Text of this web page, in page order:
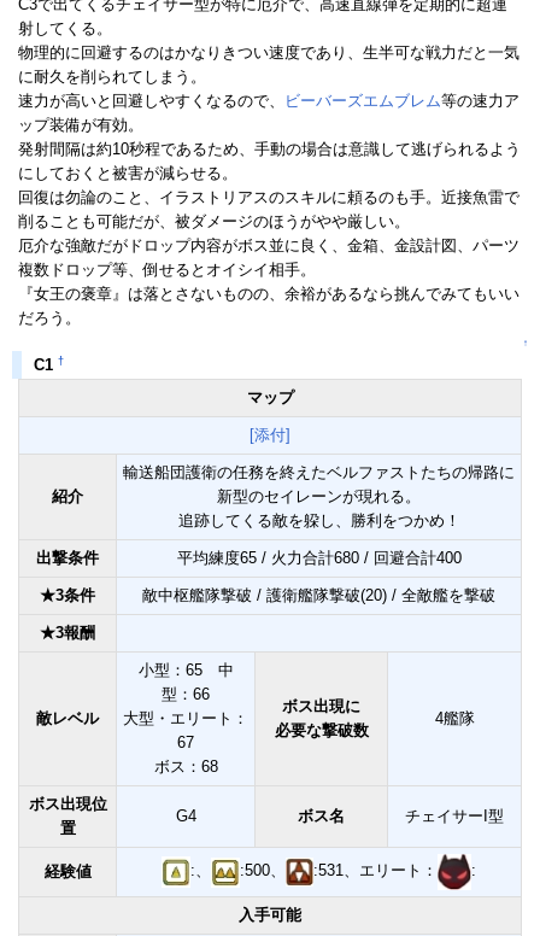
C3で出てくるチェイサー型が特に厄介で、高速直線弾を定期的に超連
射してくる。
物理的に回避するのはかなりきつい速度であり、生半可な戦力だと一気
に耐久を削られてしまう。
速力が高いと回避しやすくなるので、
ビーバーズエムブレム等の速力ア
ップ装備が有効。
発射間隔は約10秒程であるため、手動の場合は意識して逃げられるよう
にしておくと被害が減らせる。
回復は勿論のこと、イラストリアスのスキルに頼るのも手。近接魚雷で
削ることも可能だが、被ダメージのほうがやや厳しい。
厄介な強敵だがドロップ内容がボス並に良く、金箱、金設計図、パーツ
複数ドロップ等、倒せるとオイシイ相手。
『女王の褒章』は落とさないものの、余裕があるなら挑んでみてもいい
だろう。
↑
C1 †
マップ
[添付]
紹介
輸送船団護衛の任務を終えたベルファストたちの帰路に
新型のセイレーンが現れる。
追跡してくる敵を躱し、勝利をつかめ！
出撃条件 平均練度65 / 火力合計680 / 回避合計400
★3条件 敵中枢艦隊撃破 / 護衛艦隊撃破(20) / 全敵艦を撃破
★3報酬
敵レベル
小型：65 中
型：66
大型・エリート：
67
ボス：68
ボス出現に
必要な撃破数
4艦隊
ボス出現位
置
G4 ボス名 チェイサーI型
経験値 :、 :500、 :531、エリート： :
入手可能